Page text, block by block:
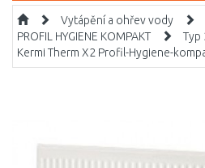
Vytápění a ohřev vody
PROFIL HYGIENE KOMPAKT
Typ
Kermi Therm X2 Profil-Hygiene-